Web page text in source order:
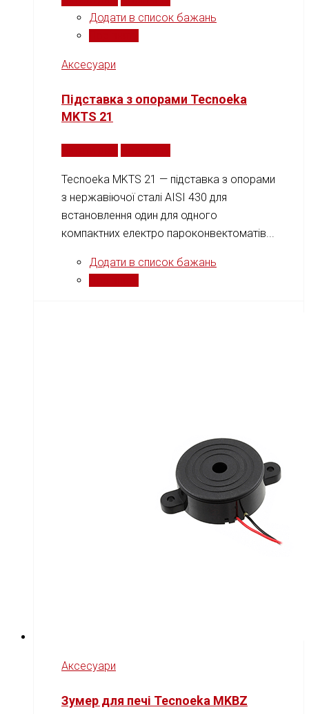
Додати в список бажань
Аксесуари
Підставка з опорами Tecnoeka
MKTS 21
Tecnoeka MKTS 21 — підставка з опорами
з нержавіючої сталі AISI 430 для
встановлення один для одного
компактних електро пароконвектоматів...
Додати в список бажань
Аксесуари
Зумер для печі Tecnoeka MKBZ